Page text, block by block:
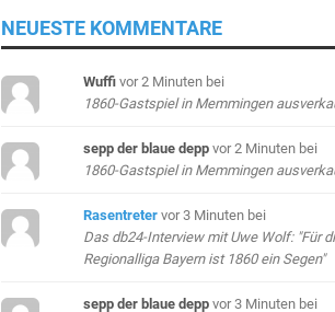
NEUESTE KOMMENTARE
Wuffi vor 2 Minuten bei
1860-Gastspiel in Memmingen
sepp der blaue depp vor 2 Minuten bei
1860-Gastspiel in Memmingen
Rasentreter vor 3 Minuten bei
Das db24-Interview mit Uwe Wolf: "Für
Regionalliga Bayern ist 1860 ein Segen"
sepp der blaue depp vor 3 Minuten bei